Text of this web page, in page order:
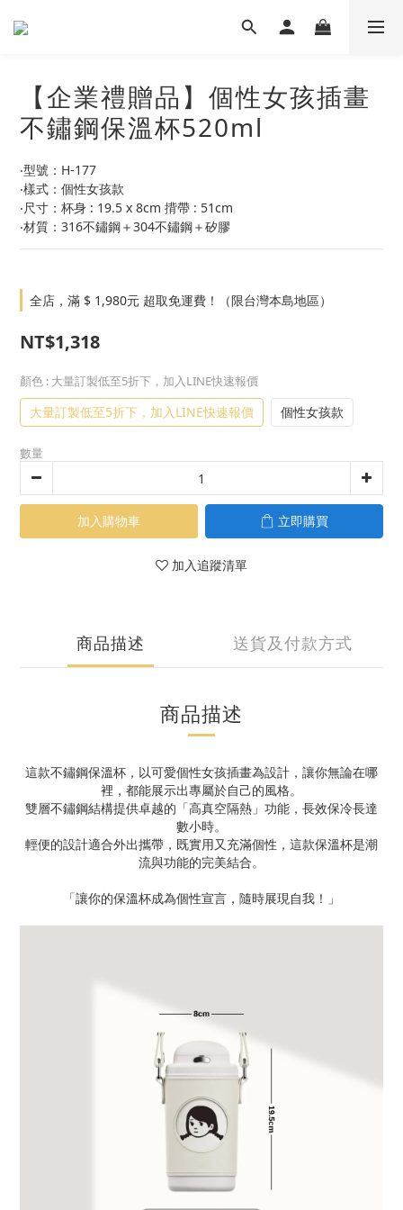
【企業禮贈品】個性女孩插畫
不鏽鋼保溫杯520ml
‧型號：H-177
‧樣式：個性女孩款
‧尺寸：杯身 : 19.5 x 8cm 揹帶 : 51cm
‧材質：316不鏽鋼＋304不鏽鋼＋矽膠
全店，滿 $ 1,980元 超取免運費！（限台灣本島地區）
NT$1,318
顏色 : 大量訂製低至5折下，加入LINE快速報價
大量訂製低至5折下，加入LINE快速報價 個性女孩款
數量
加入購物車 立即購買
加入追蹤清單
商品描述 送貨及付款方式
商品描述
這款不鏽鋼保溫杯，以可愛個性女孩插畫為設計，讓你無論在哪
裡，都能展示出專屬於自己的風格。
雙層不鏽鋼結構提供卓越的「高真空隔熱」功能，長效保冷長達
數小時。
輕便的設計適合外出攜帶，既實用又充滿個性，這款保溫杯是潮
流與功能的完美結合。
「讓你的保溫杯成為個性宣言，隨時展現自我！」